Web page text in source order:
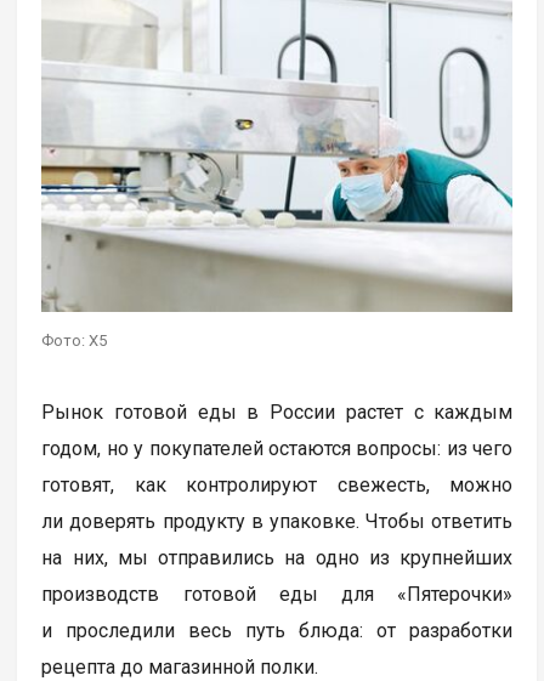
Фото: X5
Рынок готовой еды в России растет с каждым
годом, но у покупателей остаются вопросы: из чего
готовят, как контролируют свежесть, можно
ли доверять продукту в упаковке. Чтобы ответить
на них, мы отправились на одно из крупнейших
производств готовой еды для «Пятерочки»
и проследили весь путь блюда: от разработки
рецепта до магазинной полки.